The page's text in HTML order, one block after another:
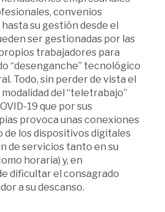
convenios
su gestión desde el
ser gestionadas por las
trabajadores para
“desenganche” tecnológico
Todo, sin perder de vista el
del “teletrabajo”
19 que por sus
provoca unas conexiones
de los dispositivos digitales
de servicios tanto en su
horaria) y, en
dificultar el consagrado
a su descanso.